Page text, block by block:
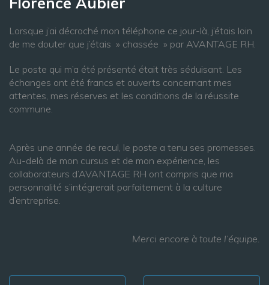
Lorsque j’ai décroché mon téléphone ce jour-là, j’étais loin
de me douter que j’étais » chassée » par AVANTAGE RH.
Le poste qui m’a été présenté était très séduisant. Les
échanges ont été francs et ouverts concernant mes
attentes, mes réserves et les conditions de la réussite
commune.
Après une année de recul, le poste a tenu ses promesses.
Au-delà de mon cursus et de mon expérience, les
collaborateurs d’AVANTAGE RH ont compris que ma
personnalité s’intégrerait parfaitement à la culture
d’entreprise.
Merci encore à toute l’équipe.